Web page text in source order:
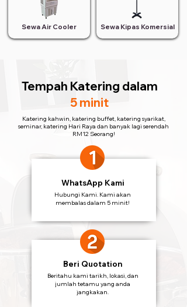
Sewa Air Cooler Sewa Kipas Komersial
Tempah Katering dalam
5 minit
Katering kahwin, katering buffet, katering syarikat,
seminar, katering Hari Raya dan banyak lagi serendah
RM12 Seorang!
WhatsApp Kami
Hubungi Kami. Kami akan
membalas dalam 5 minit!
Beri Quotation
Beritahu kami tarikh, lokasi, dan
jumlah tetamu yang anda
jangkakan.